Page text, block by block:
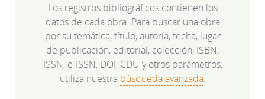
Los registros bibliográficos contienen los
datos de cada obra. Para buscar una obra
por su temática, título, autoría, fecha, lugar
de publicación, editorial, colección, ISBN,
ISSN, e-ISSN, DOI, CDU y otros parámetros,
utiliza nuestra búsqueda avanzada.